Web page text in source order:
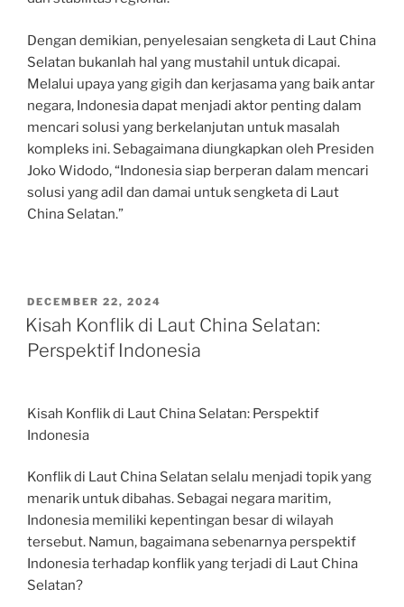
Dengan demikian, penyelesaian sengketa di Laut China
Selatan bukanlah hal yang mustahil untuk dicapai.
Melalui upaya yang gigih dan kerjasama yang baik antar
negara, Indonesia dapat menjadi aktor penting dalam
mencari solusi yang berkelanjutan untuk masalah
kompleks ini. Sebagaimana diungkapkan oleh Presiden
Joko Widodo, “Indonesia siap berperan dalam mencari
solusi yang adil dan damai untuk sengketa di Laut
China Selatan.”
POSTED
ON
DECEMBER 22, 2024
Kisah Konflik di Laut China Selatan:
Perspektif Indonesia
Kisah Konflik di Laut China Selatan: Perspektif
Indonesia
Konflik di Laut China Selatan selalu menjadi topik yang
menarik untuk dibahas. Sebagai negara maritim,
Indonesia memiliki kepentingan besar di wilayah
tersebut. Namun, bagaimana sebenarnya perspektif
Indonesia terhadap konflik yang terjadi di Laut China
Selatan?